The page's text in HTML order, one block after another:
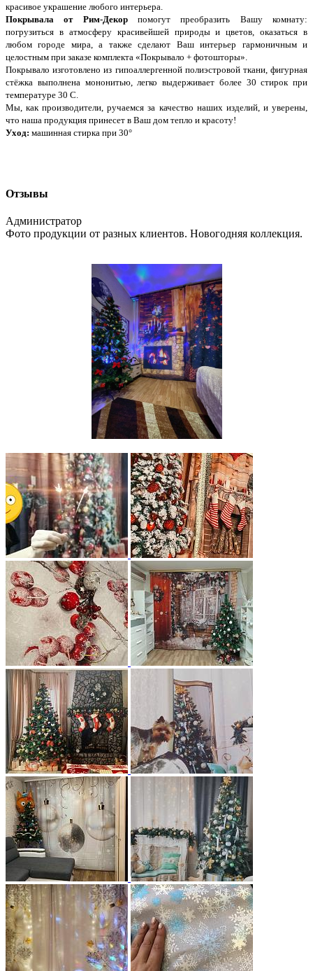
красивое украшение любого интерьера.
Покрывала от Рим-Декорпомогут преобразить Вашу комнату:
погрузиться в атмосферу красивейшей природы и цветов, оказаться в
любом городе мира, а также сделают Ваш интерьер гармоничным и
целостным при заказе комплекта «Покрывало + фотошторы».
Покрывало изготовлено из гипоаллергенной полиэстровой ткани, фигурная
стёжка выполнена мононитью, легко выдерживает более 30 стирок при
температуре 30 С.
Мы, как производители, ручаемся за качество наших изделий, и уверены,
что наша продукция принесет в Ваш дом тепло и красоту!
Уход: машинная стирка при 30°
Отзывы
Администратор
Фото продукции от разных клиентов. Новогодняя коллекция.